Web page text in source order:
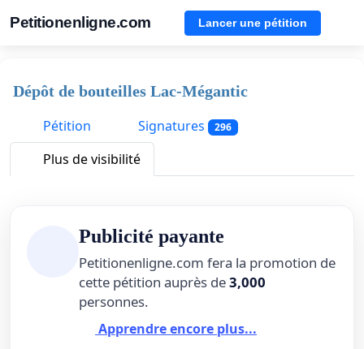
Petitionenligne.com Lancer une pétition
Dépôt de bouteilles Lac-Mégantic
Pétition
Signatures 296
Plus de visibilité
Publicité payante
Petitionenligne.com fera la promotion de
cette pétition auprès de3,000
personnes.
Apprendre encore plus...